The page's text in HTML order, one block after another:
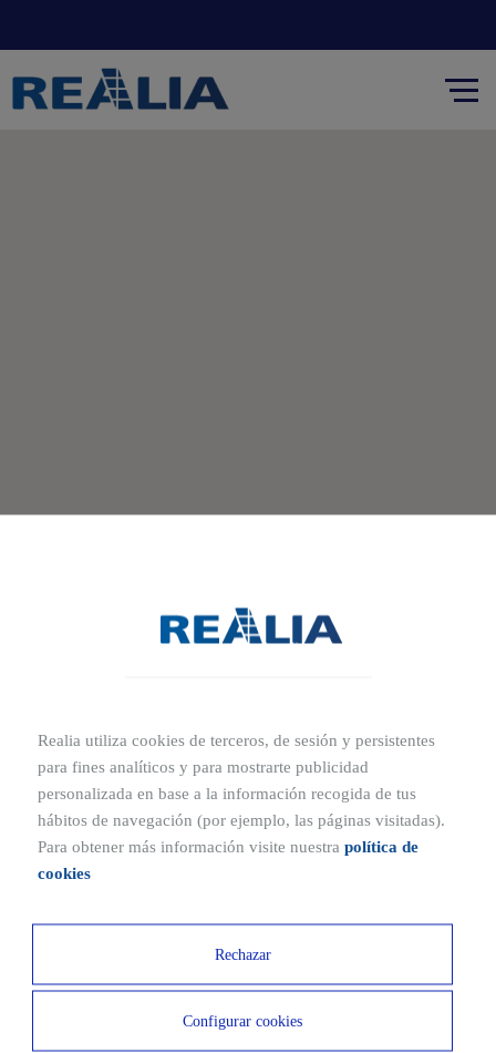
Realia utiliza cookies de terceros, de sesión y persistentes
para fines analíticos y para mostrarte publicidad
personalizada en base a la información recogida de tus
hábitos de navegación (por ejemplo, las páginas visitadas).
Para obtener más información visite nuestra política de
cookies
Rechazar
Configurar cookies